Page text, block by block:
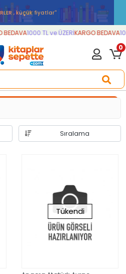
, küçük fiyatlar''
BEDAVA1000 TL ve ÜZERİKARGO BEDAVA
0
Sıralama
Tükendi